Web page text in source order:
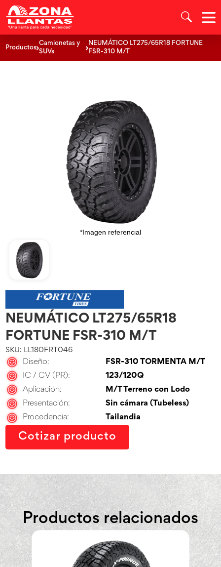
Productos
Camionetas y
SUVs
NEUMÁTICO LT275/65R18 FORTUNE
FSR-310 M/T
*Imagen referencial
NEUMÁTICO LT275/65R18
FORTUNE FSR-310 M/T
SKU: LL180FRT046
Diseño:
FSR-310 TORMENTA M/T
IC / CV (PR):
123/120Q
Aplicación:
M/T Terreno con Lodo
Presentación:
Sin cámara (Tubeless)
Procedencia:
Tailandia
Cotizar producto
Productos relacionados